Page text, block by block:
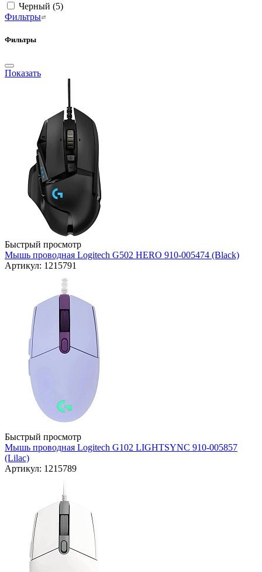
Черный (5)
Фильтры
Фильтры
Показать
Быстрый просмотр
Мышь проводная Logitech G502 HERO 910-005474 (Black)
Артикул: 1215791
Быстрый просмотр
Мышь проводная Logitech G102 LIGHTSYNC 910-005857
(Lilac)
Артикул: 1215789